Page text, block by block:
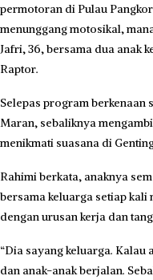
permotoran di Pulau
menunggang motosikal,
Jafri, 36, bersama dua anak
Raptor.
Selepas program berkenaan
Maran, sebaliknya
menikmati suasana di
Rahimi berkata, anaknya
bersama keluarga setiap kali
dengan urusan kerja dan
“Dia sayang keluarga.
dan anak-anak berjalan.